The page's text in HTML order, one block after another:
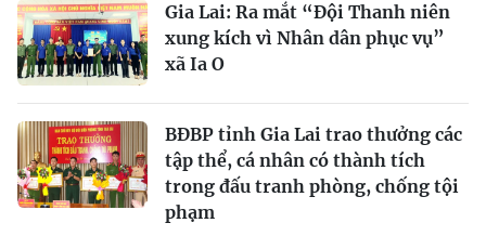
Gia Lai: Ra mắt “Đội Thanh niên
xung kích vì Nhân dân phục vụ”
xã Ia O
BĐBP tỉnh Gia Lai trao thưởng các
tập thể, cá nhân có thành tích
trong đấu tranh phòng, chống tội
phạm